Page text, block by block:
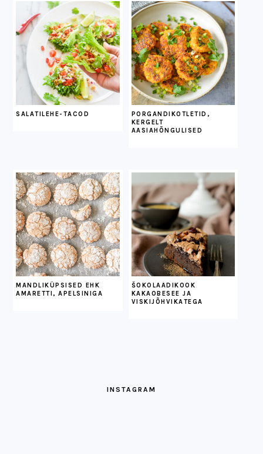
SALATILEHE-TACOD
PORGANDIKOTLETID,
KERGELT
AASIAHÕNGULISED
MANDLIKÜPSISED EHK
AMARETTI, APELSINIGA
ŠOKOLAADIKOOK
KAKAOBESEE JA
VISKIJÕHVIKATEGA
INSTAGRAM